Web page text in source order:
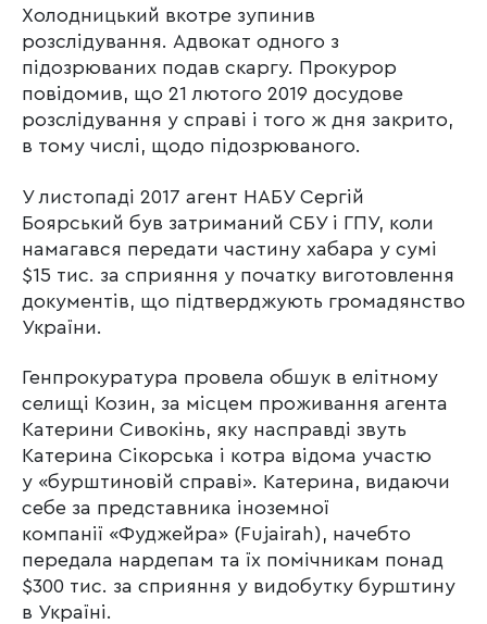
Холодницький вкотре зупинив
розслідування. Адвокат одного з
підозрюваних подав скаргу. Прокурор
повідомив, що 21 лютого 2019 досудове
розслідування у справі і того ж дня закрито,
в тому числі, щодо підозрюваного.
У листопаді 2017 агент НАБУ Сергій
Боярський був затриманий СБУ і ГПУ, коли
намагався передати частину хабара у сумі
$15 тис. за сприяння у початку виготовлення
документів, що підтверджують громадянство
України.
Генпрокуратура провела обшук в елітному
селищі Козин, за місцем проживання агента
Катерини Сивокінь, яку насправді звуть
Катерина Сікорська і котра відома участю
у «бурштиновій справі». Катерина, видаючи
себе за представника іноземної
компанії «Фуджейра» (Fujairah), начебто
передала нардепам та їх помічникам понад
$300 тис. за сприяння у видобутку бурштину
в Україні.